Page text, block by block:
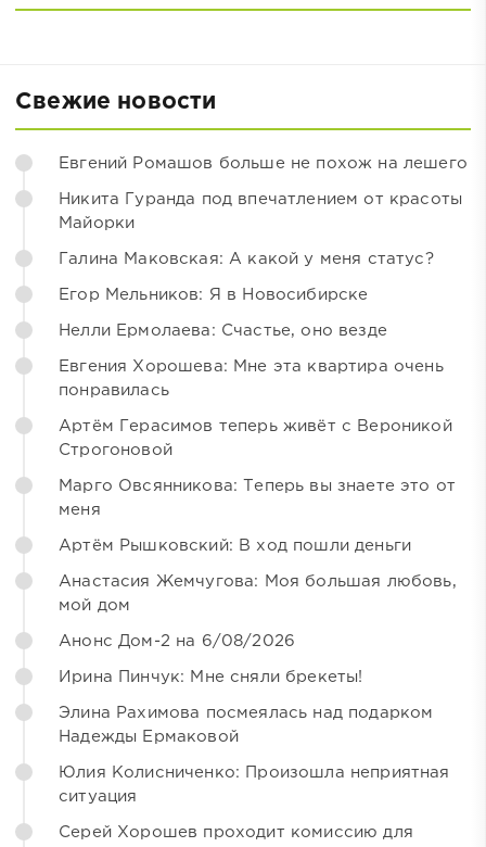
Свежие новости
Евгений Ромашов больше не похож на лешего
Никита Гуранда под впечатлением от красоты
Майорки
Галина Маковская: А какой у меня статус?
Егор Мельников: Я в Новосибирске
Нелли Ермолаева: Счастье, оно везде
Евгения Хорошева: Мне эта квартира очень
понравилась
Артём Герасимов теперь живёт с Вероникой
Строгоновой
Марго Овсянникова: Теперь вы знаете это от
меня
Артём Рышковский: В ход пошли деньги
Анастасия Жемчугова: Моя большая любовь,
мой дом
Анонс Дом-2 на 6/08/2026
Ирина Пинчук: Мне сняли брекеты!
Элина Рахимова посмеялась над подарком
Надежды Ермаковой
Юлия Колисниченко: Произошла неприятная
ситуация
Серей Хорошев проходит комиссию для